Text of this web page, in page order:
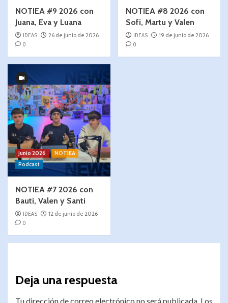
NOTIEA #9 2026 con
Juana, Eva y Luana
IDEAS
26 de junio de 2026
0
NOTIEA #8 2026 con
Sofi, Martu y Valen
IDEAS
19 de junio de 2026
0
Junio 2026
NOTIEA
Podcast
NOTIEA #7 2026 con
Bauti, Valen y Santi
IDEAS
12 de junio de 2026
0
Deja una respuesta
Tu dirección de correo electrónico no será publicada. Los